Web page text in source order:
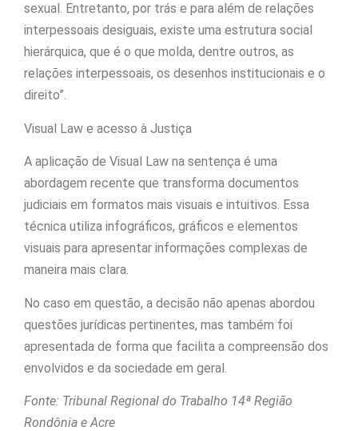
sexual. Entretanto, por trás e para além de relações
interpessoais desiguais, existe uma estrutura social
hierárquica, que é o que molda, dentre outros, as
relações interpessoais, os desenhos institucionais e o
direito”.
Visual Law e acesso à Justiça
A aplicação de Visual Law na sentença é uma
abordagem recente que transforma documentos
judiciais em formatos mais visuais e intuitivos. Essa
técnica utiliza infográficos, gráficos e elementos
visuais para apresentar informações complexas de
maneira mais clara.
No caso em questão, a decisão não apenas abordou
questões jurídicas pertinentes, mas também foi
apresentada de forma que facilita a compreensão dos
envolvidos e da sociedade em geral.
Fonte: Tribunal Regional do Trabalho 14ª Região
Rondônia e Acre